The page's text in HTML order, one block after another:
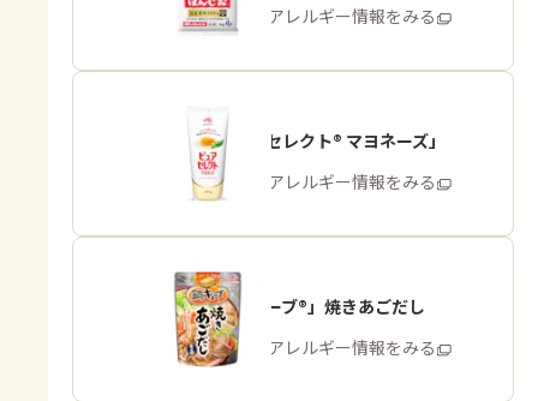
商品・アレルギー情報をみる
「ピュアセレクト® マヨネーズ」
商品・アレルギー情報をみる
「鍋キューブ®」焼きあごだし
商品・アレルギー情報をみる